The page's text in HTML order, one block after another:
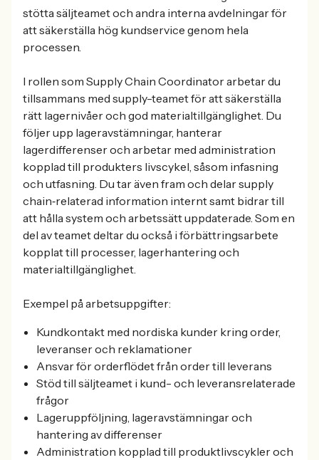
stötta säljteamet och andra interna avdelningar för
att säkerställa hög kundservice genom hela
processen.
I rollen som Supply Chain Coordinator arbetar du
tillsammans med supply-teamet för att säkerställa
rätt lagernivåer och god materialtillgänglighet. Du
följer upp lageravstämningar, hanterar
lagerdifferenser och arbetar med administration
kopplad till produkters livscykel, såsom infasning
och utfasning. Du tar även fram och delar supply
chain‑relaterad information internt samt bidrar till
att hålla system och arbetssätt uppdaterade. Som en
del av teamet deltar du också i förbättringsarbete
kopplat till processer, lagerhantering och
materialtillgänglighet.
Exempel på arbetsuppgifter:
Kundkontakt med nordiska kunder kring order,
leveranser och reklamationer
Ansvar för orderflödet från order till leverans
Stöd till säljteamet i kund- och leveransrelaterade
frågor
Lageruppföljning, lageravstämningar och
hantering av differenser
Administration kopplad till produktlivscykler och